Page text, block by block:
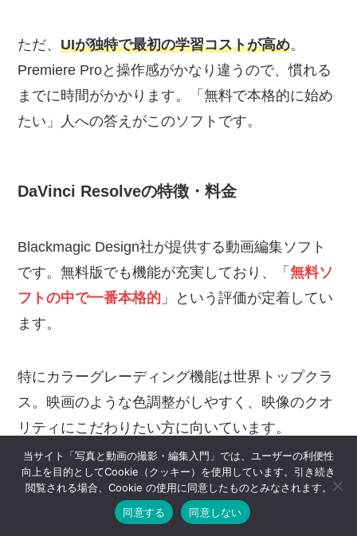
ただ、UIが独特で最初の学習コストが高め。
Premiere Proと操作感がかなり違うので、慣れる
までに時間がかかります。「無料で本格的に始め
たい」人への答えがこのソフトです。
DaVinci Resolveの特徴・料金
Blackmagic Design社が提供する動画編集ソフト
です。無料版でも機能が充実しており、「無料ソ
フトの中で一番本格的 」という評価が定着してい
ます。
特にカラーグレーディング機能は世界トップクラ
ス。映画のような色調整がしやすく、映像のクオ
リティにこだわりたい方に向いています。
デメリット・注意点
当サイト「写真と動画の撮影・編集入門」では、ユーザーの利便性
向上を目的としてCookie（クッキー）を使用しています。引き続き
閲覧される場合、Cookie の使用に同意したものとみなされます。
同意する
同意しない